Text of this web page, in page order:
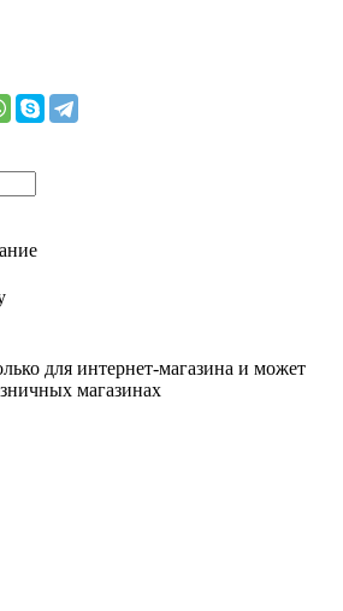
для интернет-магазина и может
магазинах